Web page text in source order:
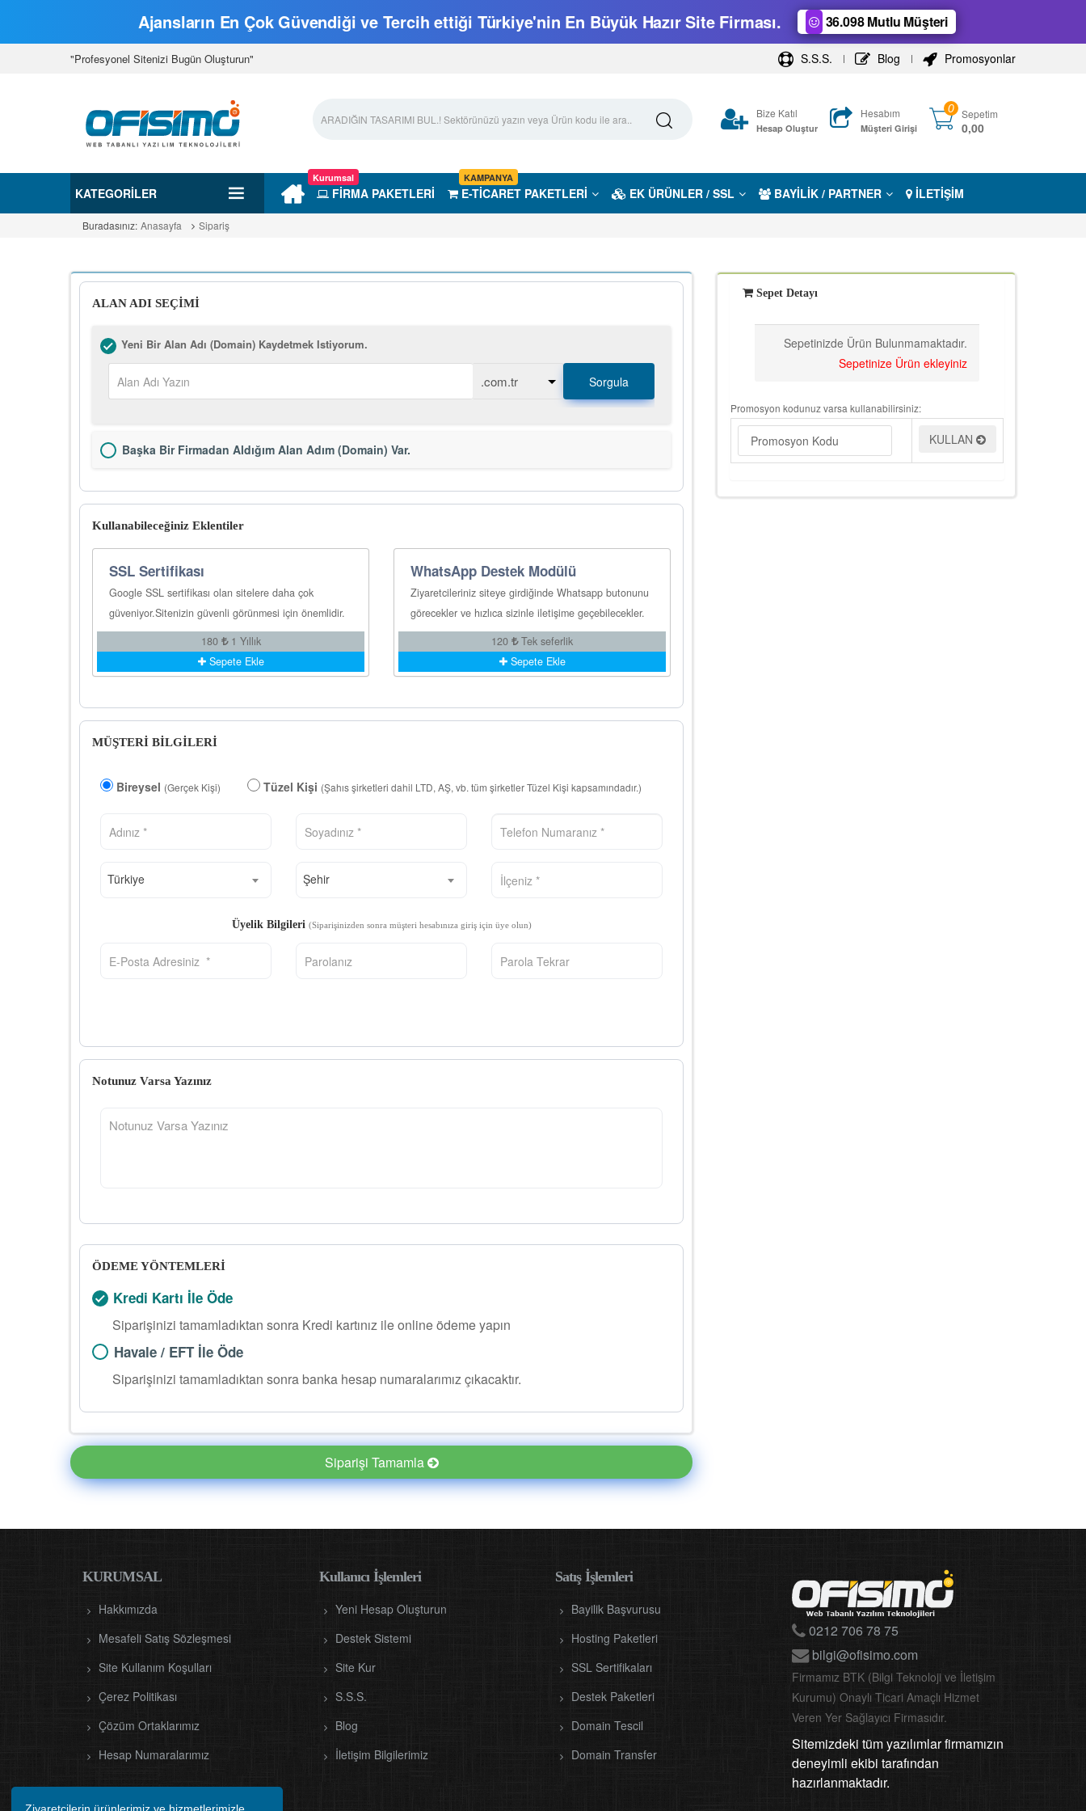
Ziyaretçilerin ürünlerimiz ve hizmetlerimizle
Ajansların En Çok Güvendiği ve Tercih ettiği Türkiye'nin En Büyük Hazır Site Firması. 36.098 Mutlu Müşteri
"Profesyonel Sitenizi Bugün Oluşturun" S.S.S. Blog Promosyonlar
Bize Katıl
Hesap Oluştur
Hesabım
Müşteri Girişi
0 Sepetim
0,00
KATEGORILER FİRMA PAKETLERİ
Kurumsal
E-TİCARET PAKETLERİ
KAMPANYA
EK ÜRÜNLER / SSL BAYİLİK / PARTNER İLETİŞİM
Buradasınız: Anasayfa Sipariş
Sepet Detayı
Sepetinizde Ürün Bulunmamaktadır.
Sepetinize Ürün ekleyiniz
Promosyon kodunuz varsa kullanabilirsiniz:
KULLAN
ALAN ADI SEÇİMİ
Yeni Bir Alan Adı (Domain) Kaydetmek Istiyorum.
Sorgula
Başka Bir Firmadan Aldığım Alan Adım (Domain) Var.
Kullanabileceğiniz Eklentiler
SSL Sertifikası
Google SSL sertifikası olan sitelere daha çok
güveniyor.Sitenizin güvenli görünmesi için önemlidir.
180
1 Yıllık
Sepete Ekle
WhatsApp Destek Modülü
Ziyaretcileriniz siteye girdiğinde Whatsapp butonunu
görecekler ve hızlıca sizinle iletişime geçebilecekler.
120
Tek seferlik
Sepete Ekle
MÜŞTERİ BİLGİLERİ
Bireysel (Gerçek Kişi) Tüzel Kişi (Şahıs şirketleri dahil LTD, AŞ, vb. tüm şirketler Tüzel Kişi kapsamındadır.)
Türkiye Şehir
Üyelik Bilgileri (Siparişinizden sonra müşteri hesabınıza giriş için üye olun)
Notunuz Varsa Yazınız
ÖDEME YÖNTEMLERİ
Kredi Kartı İle Öde
Siparişinizi tamamladıktan sonra Kredi kartınız ile online ödeme yapın
Havale / EFT İle Öde
Siparişinizi tamamladıktan sonra banka hesap numaralarımız çıkacaktır.
Siparişi Tamamla
KURUMSAL
Hakkımızda
Mesafeli Satış Sözleşmesi
Site Kullanım Koşulları
Çerez Politikası
Çözüm Ortaklarımız
Hesap Numaralarımız
Kullanıcı İşlemleri
Yeni Hesap Oluşturun
Destek Sistemi
Site Kur
S.S.S.
Blog
İletişim Bilgilerimiz
Satış İşlemleri
Bayilik Başvurusu
Hosting Paketleri
SSL Sertifikaları
Destek Paketleri
Domain Tescil
Domain Transfer
0212 706 78 75
bilgi@ofisimo.com
Firmamız BTK (Bilgi Teknoloji ve İletişim
Kurumu) Onaylı Ticari Amaçlı Hizmet
Veren Yer Sağlayıcı Firmasıdır.
Sitemizdeki tüm yazılımlar firmamızın
deneyimli ekibi tarafından
hazırlanmaktadır.